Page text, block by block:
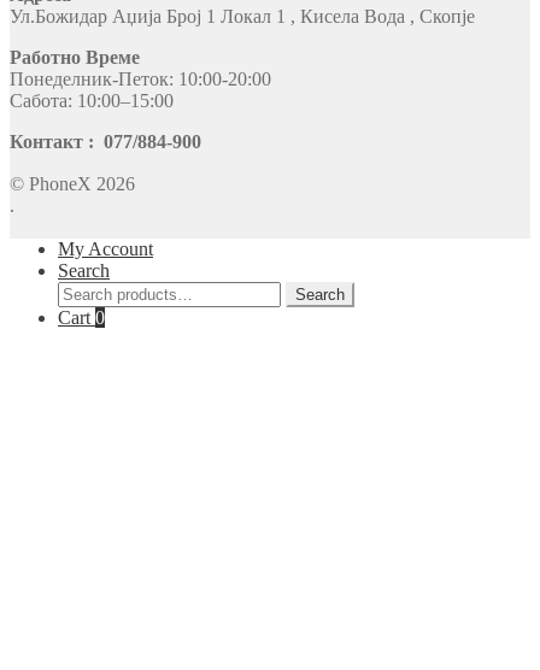
Ул.Божидар Аџија Број 1 Локал 1 , Кисела Вода , Скопје
Работно Време
Понеделник-Петок: 10:00-20:00
Сабота: 10:00–15:00
Контакт : 077/884-900
© PhoneX 2026
.
My Account
Search
Search
for:
Search
Cart 0